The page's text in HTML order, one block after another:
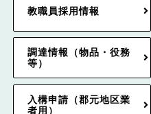
教職員採用情報
調達情報（物品・役務
等）
入構申請（郡元地区業
者用）